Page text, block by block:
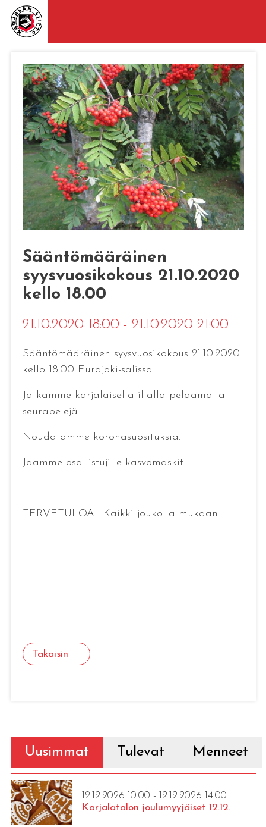
Sääntömääräinen
syysvuosikokous 21.10.2020
kello 18.00
21.10.2020 18:00 - 21.10.2020 21:00
Sääntömääräinen syysvuosikokous 21.10.2020
kello 18.00 Eurajoki-salissa.
Jatkamme karjalaisella illalla pelaamalla
seurapelejä.
Noudatamme koronasuosituksia.
Jaamme osallistujille kasvomaskit.
TERVETULOA ! Kaikki joukolla mukaan.
Takaisin
Uusimmat Tulevat Menneet
12.12.2026 10:00 - 12.12.2026 14:00
Karjalatalon joulumyyjäiset 12.12.